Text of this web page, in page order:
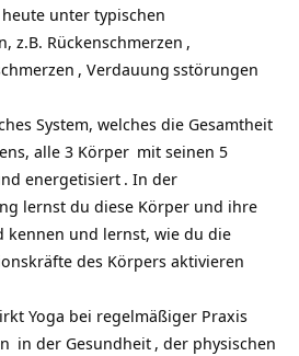
unter typischen
z.B. Rückenschmerzen ,
, Verdauung sstörungen
System, welches die Gesamtheit
alle 3 Körper mit seinen 5
energetisiert . In der
lernst du diese Körper und ihre
kennen und lernst, wie du die
des Körpers aktivieren
Yoga bei regelmäßiger Praxis
in der Gesundheit , der physischen